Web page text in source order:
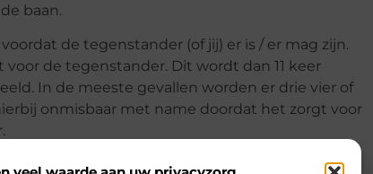
baan.
de tegenstander (of jij) er is / er mag zijn.
de tegenstander. Dit wordt dan 11 keer
In de meeste gevallen worden er drie vier of
onmisbaar met name doordat het zorgt voor